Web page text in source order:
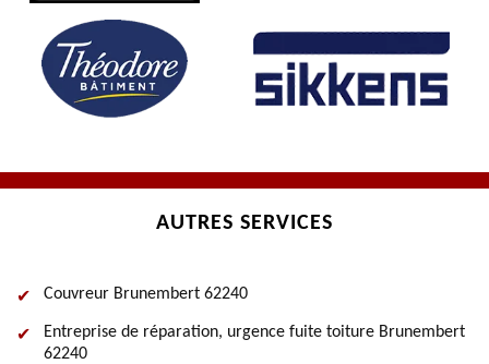
AUTRES SERVICES
Couvreur Brunembert 62240
Entreprise de réparation, urgence fuite toiture Brunembert
62240